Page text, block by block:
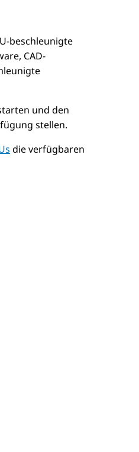
beschleunigte
CAD-
und den
stellen.
die verfügbaren